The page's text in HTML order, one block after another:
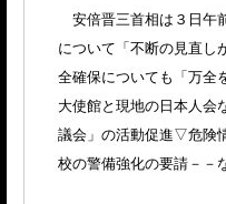
安倍晋三首相は３日午
について「不断の見直し
全確保についても「万全
大使館と現地の日本人会
議会」の活動促進▽危険
校の警備強化の要請－－